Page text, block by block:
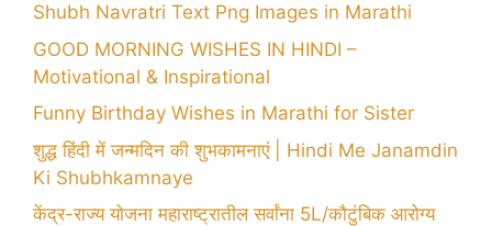
Shubh Navratri Text Png Images in Marathi
GOOD MORNING WISHES IN HINDI –
Motivational & Inspirational
Funny Birthday Wishes in Marathi for Sister
शुद्ध हिंदी में जन्मदिन की शुभकामनाएं | Hindi Me Janamdin
Ki Shubhkamnaye
केंद्र-राज्य योजना महाराष्ट्रातील सर्वांना 5L/कौटुंबिक आरोग्य